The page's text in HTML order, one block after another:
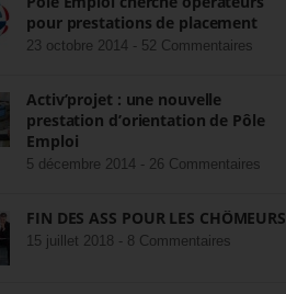
pour prestations de placement
23 octobre 2014 - 52 Commentaires
Activ’projet : une nouvelle
prestation d’orientation de Pôle
Emploi
5 décembre 2014 - 26 Commentaires
FIN DES ASS POUR LES CHÔMEURS
15 juillet 2018 - 8 Commentaires